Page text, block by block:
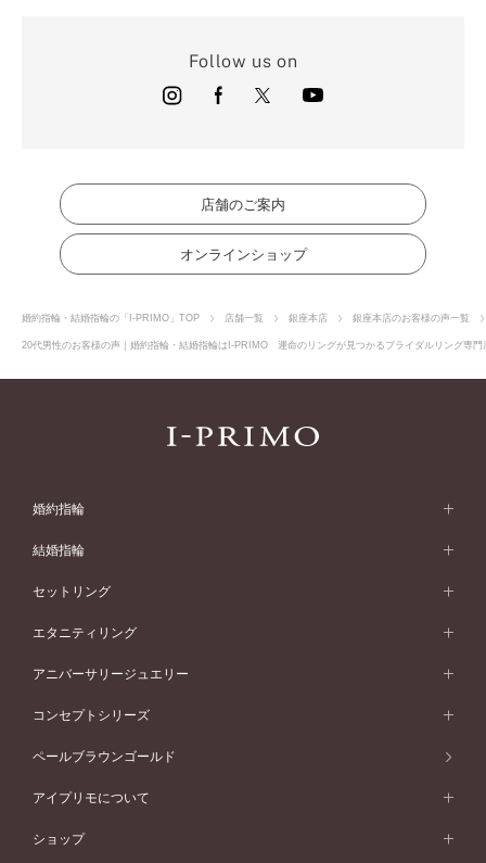
Follow us on
店舗のご案内
オンラインショップ
婚約指輪・結婚指輪の「I-PRIMO」TOP 店舗一覧 銀座本店 銀座本店のお客様の声一覧
20代男性のお客様の声｜婚約指輪・結婚指輪はI-PRIMO 運命のリングが見つかるブライダルリング専
婚約指輪
婚約指輪 (エンゲージリング)
婚約指輪一覧
ピンクゴールド
ペールブラウンゴールド
ウェーブライン
V字ライン
ワンサイドメレ
ダブルサイドメレ
シンプル
フェミニン
モード
50万円台～
40万円台～
婚約指輪 人気ランキング
結婚指輪
結婚指輪 (マリッジリング)
結婚指輪一覧
ピンクゴールド
ペールブラウンゴールド
ウェーブライン
V字ライン
ワンメレ
セベラルメレ
シンプル
フェミニン
50万円～
セットリング
セットリング
セットリング一覧
ピンクゴールド
ペールブラウンゴールド
エタニティリング
エタニティリング
エタニティリング一覧
ピンクゴールド
アニバーサリージュエリー
アニバーサリージュエリー
アニバーサリージュエリー一覧
ファッションリング
コンセプトシリーズ
コンセプトシリーズ
オリジンビリーフ
ペールブラウンゴールド
アイプリモについて
アイプリモについて
ショップ